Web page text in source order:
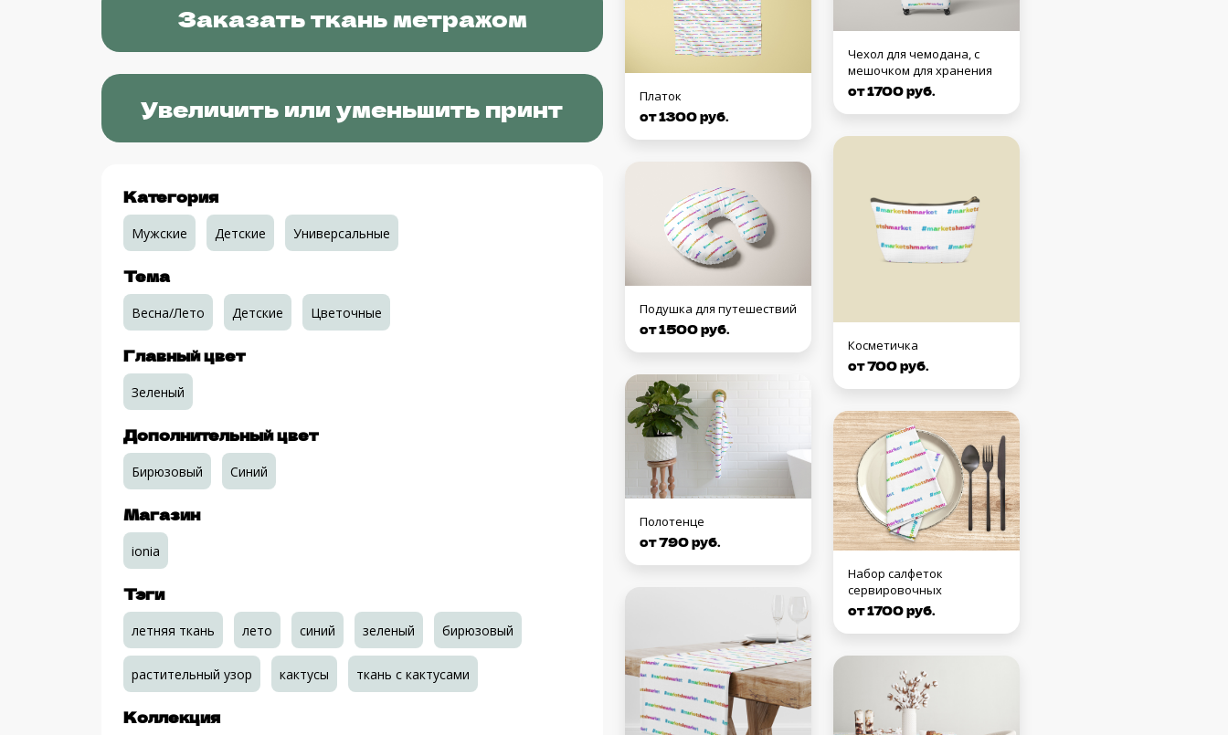
Платок
от 1300 руб.
Подушка для путешествий
от 1500 руб.
Полотенце
от 790 руб.
Чехол для чемодана, с
мешочком для хранения
от 1700 руб.
Косметичка
от 700 руб.
Набор салфеток
сервировочных
от 1700 руб.
Заказать ткань метражом
Увеличить или уменьшить принт
Категория
Мужские Детские Универсальные
Тема
Весна/Лето Детские Цветочные
Главный цвет
Зеленый
Дополнительный цвет
Бирюзовый Синий
Магазин
ionia
Тэги
летняя ткань лето синий зеленый бирюзовый
растительный узор кактусы ткань с кактусами
Коллекция